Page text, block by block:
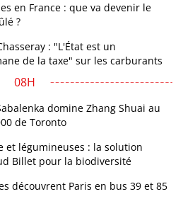
en France : que va devenir le
?
: "L'État est un
de la taxe" sur les carburants
08H
domine Zhang Shuai au
de Toronto
et légumineuses : la solution
Billet pour la biodiversité
découvrent Paris en bus 39 et 85